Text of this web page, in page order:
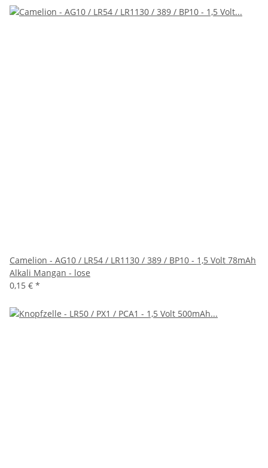
Camelion - AG10 / LR54 / LR1130 / 389 / BP10 - 1,5 Volt 78mAh
Alkali Mangan - lose
0,15 € *